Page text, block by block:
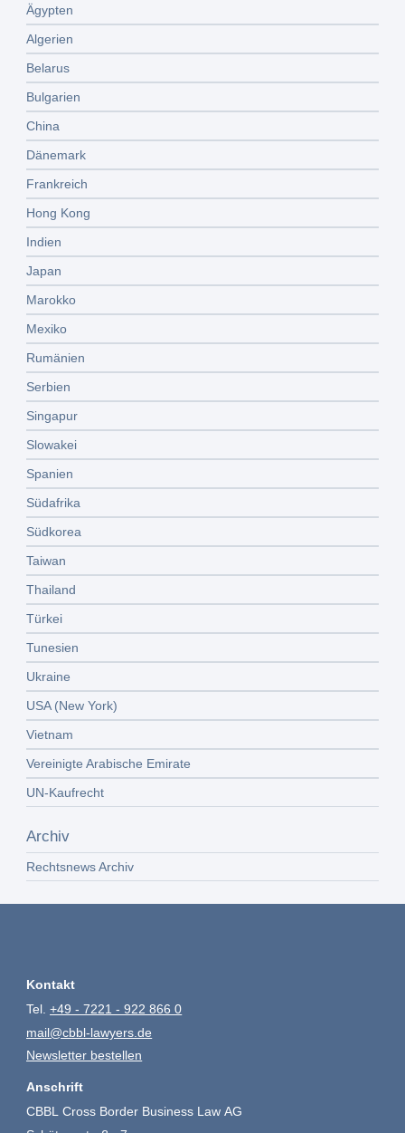
Ägypten
Algerien
Belarus
Bulgarien
China
Dänemark
Frankreich
Hong Kong
Indien
Japan
Marokko
Mexiko
Rumänien
Serbien
Singapur
Slowakei
Spanien
Südafrika
Südkorea
Taiwan
Thailand
Türkei
Tunesien
Ukraine
USA (New York)
Vietnam
Vereinigte Arabische Emirate
UN-Kaufrecht
Archiv
Rechtsnews Archiv
Kontakt
Tel.+49 - 7221 - 922 866 0
mail@cbbl-lawyers.de
Newsletter bestellen
Anschrift
CBBL Cross Border Business Law AG